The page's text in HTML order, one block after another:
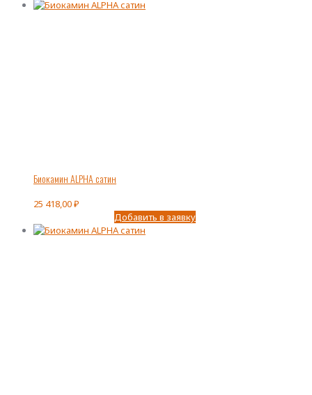
Биокамин ALPHA сатин
25 418,00₽
Добавить в заявку